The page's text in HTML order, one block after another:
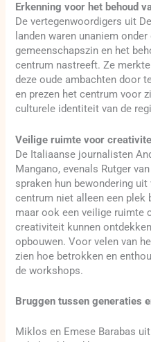
Erkenning voor het behoud
De vertegenwoordigers uit
landen waren unaniem
gemeenschapszin en het
centrum nastreeft. Ze
deze oude ambachten door
en prezen het centrum voor
culturele identiteit van de
Veilige ruimte voor
De Italiaanse journalisten
Mangano, evenals Rutger
spraken hun bewondering
centrum niet alleen een
maar ook een veilige ruimte
creativiteit kunnen
opbouwen. Voor velen van
zien hoe betrokken en
de workshops.
Bruggen tussen generaties
Miklos en Emese Barabas